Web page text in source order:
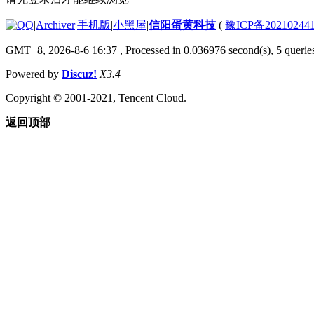
|Archiver|手机版|小黑屋|信阳蛋黄科技 ( 豫ICP备
GMT+8, 2026-8-6 16:37 , Processed in 0.036976 second(s), 5
Powered by Discuz! X3.4
Copyright © 2001-2021, Tencent Cloud.
返回顶部